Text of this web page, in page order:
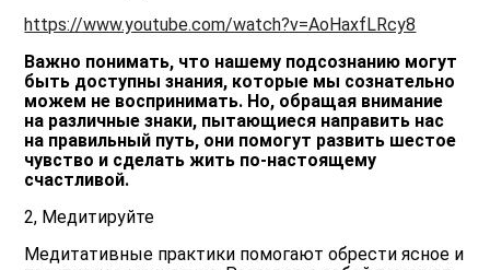
https://www.youtube.com/watch?v=AoHaxfLRcy8
Важно понимать, что нашему подсознанию могут
быть доступны знания, которые мы сознательно
можем не воспринимать. Но, обращая внимание
на различные знаки, пытающиеся направить нас
на правильный путь, они помогут развить шестое
чувство и сделать жить по-настоящему
счастливой.
2, Медитируйте
Медитативные практики помогают обрести ясное и